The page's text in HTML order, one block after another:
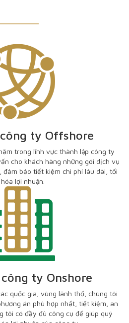
ty Offshore
trong lĩnh vực thành lập công ty
cho khách hàng những gói dịch vụ
bảo tiết kiệm chi phí lâu dài, tối
lợi nhuận.
ty Onshore
quốc gia, vùng lãnh thổ, chúng tôi
án phù hợp nhất, tiết kiệm, an
tôi có đầy đủ công cụ để giúp quý